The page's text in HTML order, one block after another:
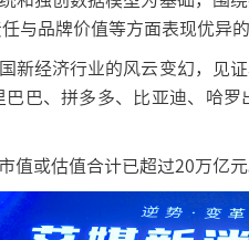
与品牌价值等方面表现优异
新经济行业的风云变幻，见
巴巴、拼多多、比亚迪、哈
值或估值合计已超过20万亿元